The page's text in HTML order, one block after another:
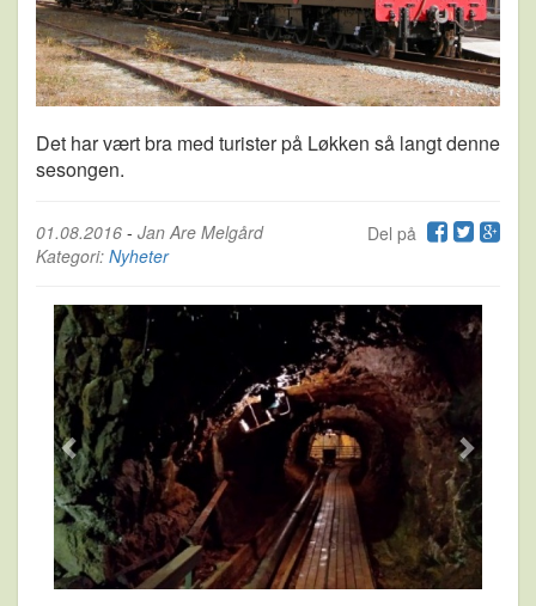
Det har vært bra med turister på Løkken så langt denne
sesongen.
Del på
01.08.2016 - Jan Are Melgård
Kategori: Nyheter